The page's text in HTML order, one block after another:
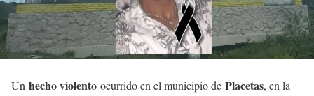
Un hecho violento ocurrido en el municipio de Placetas, en la